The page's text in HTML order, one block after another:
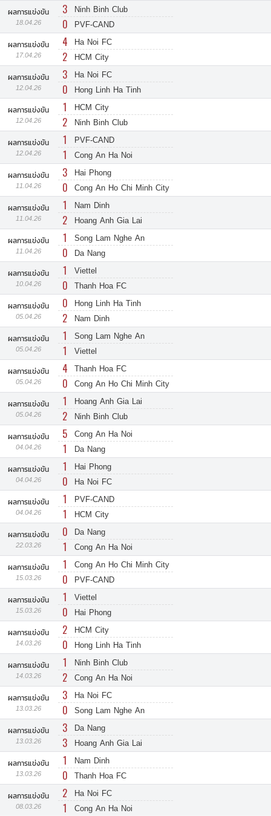
ผลการแข่งขัน
18.04.26
3 Ninh Binh Club
0 PVF-CAND
ผลการแข่งขัน
17.04.26
4 Ha Noi FC
2 HCM City
ผลการแข่งขัน
12.04.26
3 Ha Noi FC
0 Hong Linh Ha Tinh
ผลการแข่งขัน
12.04.26
1 HCM City
2 Ninh Binh Club
ผลการแข่งขัน
12.04.26
1 PVF-CAND
1 Cong An Ha Noi
ผลการแข่งขัน
11.04.26
3 Hai Phong
0 Cong An Ho Chi Minh City
ผลการแข่งขัน
11.04.26
1 Nam Dinh
2 Hoang Anh Gia Lai
ผลการแข่งขัน
11.04.26
1 Song Lam Nghe An
0 Da Nang
ผลการแข่งขัน
10.04.26
1 Viettel
0 Thanh Hoa FC
ผลการแข่งขัน
05.04.26
0 Hong Linh Ha Tinh
2 Nam Dinh
ผลการแข่งขัน
05.04.26
1 Song Lam Nghe An
1 Viettel
ผลการแข่งขัน
05.04.26
4 Thanh Hoa FC
0 Cong An Ho Chi Minh City
ผลการแข่งขัน
05.04.26
1 Hoang Anh Gia Lai
2 Ninh Binh Club
ผลการแข่งขัน
04.04.26
5 Cong An Ha Noi
1 Da Nang
ผลการแข่งขัน
04.04.26
1 Hai Phong
0 Ha Noi FC
ผลการแข่งขัน
04.04.26
1 PVF-CAND
1 HCM City
ผลการแข่งขัน
22.03.26
0 Da Nang
1 Cong An Ha Noi
ผลการแข่งขัน
15.03.26
1 Cong An Ho Chi Minh City
0 PVF-CAND
ผลการแข่งขัน
15.03.26
1 Viettel
0 Hai Phong
ผลการแข่งขัน
14.03.26
2 HCM City
0 Hong Linh Ha Tinh
ผลการแข่งขัน
14.03.26
1 Ninh Binh Club
2 Cong An Ha Noi
ผลการแข่งขัน
13.03.26
3 Ha Noi FC
0 Song Lam Nghe An
ผลการแข่งขัน
13.03.26
3 Da Nang
3 Hoang Anh Gia Lai
ผลการแข่งขัน
13.03.26
1 Nam Dinh
0 Thanh Hoa FC
ผลการแข่งขัน
08.03.26
2 Ha Noi FC
1 Cong An Ha Noi